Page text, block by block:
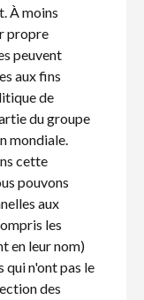
À moins
propre
peuvent
aux fins
de
du groupe
mondiale.
cette
pouvons
aux
les
en leur nom)
qui n'ont pas le
des